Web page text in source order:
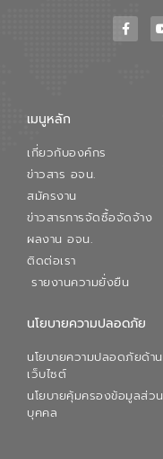
เมนูหลัก
เกี่ยวกับองค์กร
ข่าวสาร อจน.
สมัครงาน
ข่าวสารการจัดซื้อจัดจ้าง
ผลงาน อจน.
ติดต่อเรา
รายงานความยั่งยืน
นโยบายความปลอดภัย
นโยบายความปลอดภัยด้าน
เว็บไซต์
นโยบายคุ้มครองข้อมูลส่วน
บุคคล